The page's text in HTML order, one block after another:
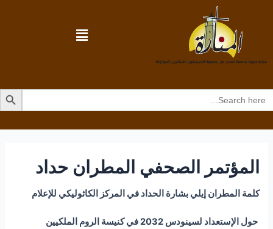
Search
for:
Search Button
المؤتمر الصحفي المطران حداد
كلمة المطران إيلي بشارة الحداد في المركز الكاثوليكي للإعلام
حول الإستعداد لسينودس 2032 في كنيسة الروم الملكيين